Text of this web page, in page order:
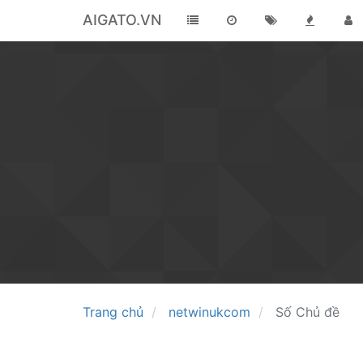
AIGATO.VN
Trang chủ netwinukcom Số Chủ đề